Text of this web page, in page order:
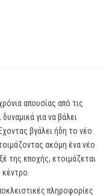
απουσίας από τις
για να βάλει
βγάλει ήδη το νέο
ακόμη ένα νέο
της εποχής, ετοιμάζεται
πληροφορίες